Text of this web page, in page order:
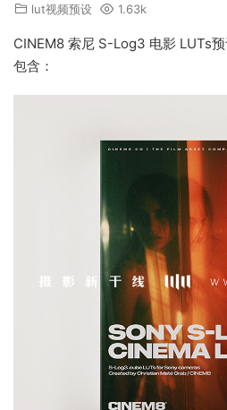
lut视频预设 1.63k
CINEM8 索尼 S-Log3 电影 LUTs
包含：